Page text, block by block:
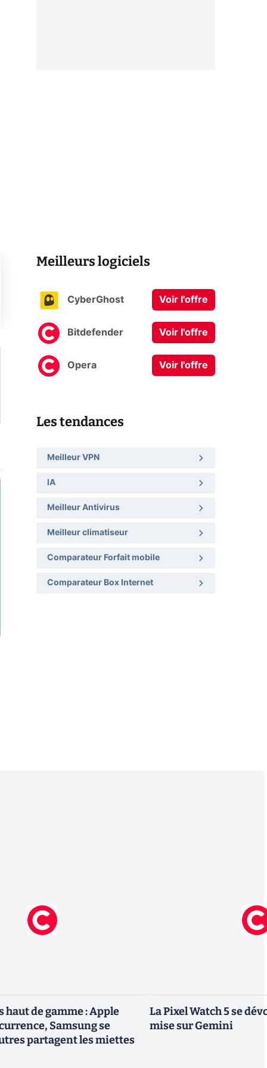
Meilleurs logiciels
CyberGhost Voir l'offre
Bitdefender Voir l'offre
Opera Voir l'offre
Les tendances
Meilleur VPN
IA
Meilleur Antivirus
Meilleur climatiseur
Comparateur Forfait mobile
Comparateur Box Internet
haut de gamme : Apple
Samsung se
partagent les miettes
La Pixel Watch 5 se
mise sur Gemini